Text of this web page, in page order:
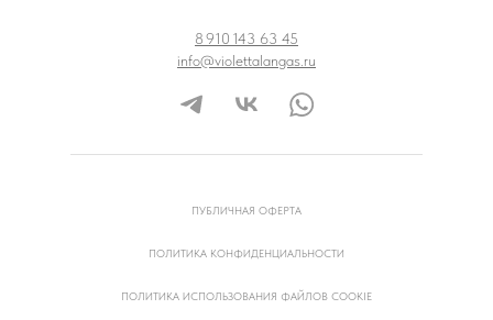
8 910 143 63 45
info@violettalangas.ru
ПУБЛИЧНАЯ ОФЕРТА
ПОЛИТИКА КОНФИДЕНЦИАЛЬНОСТИ
ПОЛИТИКА ИСПОЛЬЗОВАНИЯ ФАЙЛОВ COOKIE